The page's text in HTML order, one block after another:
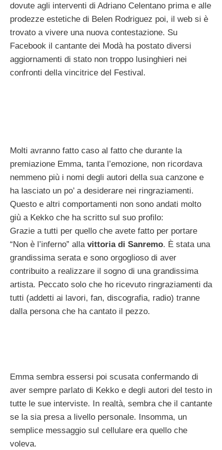
dovute agli interventi di Adriano Celentano prima e alle
prodezze estetiche di Belen Rodriguez poi, il web si è
trovato a vivere una nuova contestazione. Su
Facebook il cantante dei Modà ha postato diversi
aggiornamenti di stato non troppo lusinghieri nei
confronti della vincitrice del Festival.
Molti avranno fatto caso al fatto che durante la
premiazione Emma, tanta l’emozione, non ricordava
nemmeno più i nomi degli autori della sua canzone e
ha lasciato un po’ a desiderare nei ringraziamenti.
Questo e altri comportamenti non sono andati molto
giù a Kekko che ha scritto sul suo profilo:
Grazie a tutti per quello che avete fatto per portare
“Non è l’inferno” alla vittoria di Sanremo. È stata una
grandissima serata e sono orgoglioso di aver
contribuito a realizzare il sogno di una grandissima
artista. Peccato solo che ho ricevuto ringraziamenti da
tutti (addetti ai lavori, fan, discografia, radio) tranne
dalla persona che ha cantato il pezzo.
Emma sembra essersi poi scusata confermando di
aver sempre parlato di Kekko e degli autori del testo in
tutte le sue interviste. In realtà, sembra che il cantante
se la sia presa a livello personale. Insomma, un
semplice messaggio sul cellulare era quello che
voleva.